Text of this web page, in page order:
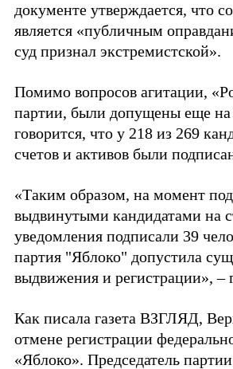
документе утверждается, что
является «публичным
суд признал экстремистской».
Помимо вопросов агитации,
партии, были допущены еще на
говорится, что у 218 из 269
счетов и активов были
«Таким образом, на момент
выдвинутыми кандидатами на
уведомления подписали 39
партия "Яблоко" допустила
выдвижения и регистрации», –
Как писала газета ВЗГЛЯД,
отмене регистрации
«Яблоко». Председатель